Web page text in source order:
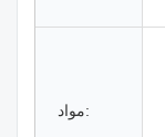
مواد: